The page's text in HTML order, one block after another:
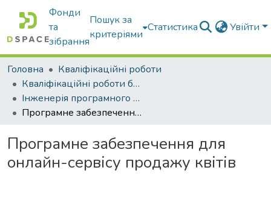
Фонди
та
зібрання
Пошук за
критеріями
Статистика Увійти
Головна
Кваліфікаційні роботи
Кваліфікаційні роботи бакалаврів
Інженерія програмного забезпечення
Програмне забезпечення для онлайн-сервісу продажу квітів
Програмне забезпечення для
онлайн-сервісу продажу квітів